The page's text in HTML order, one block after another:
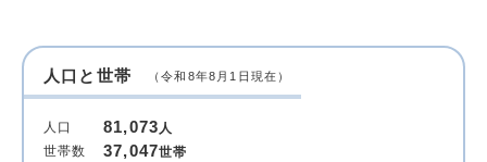
人口と世帯 （令和8年8月1日現在）
人口 81,073人
世帯数
37,047世帯